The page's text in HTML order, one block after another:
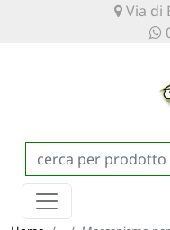
Via di